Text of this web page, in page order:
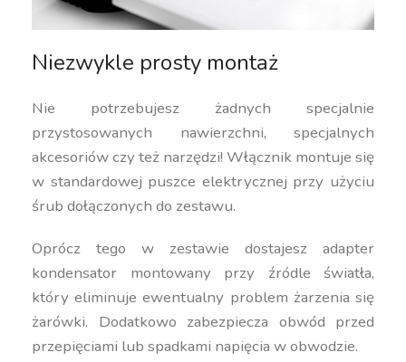
Niezwykle prosty montaż
Nie potrzebujesz żadnych specjalnie
przystosowanych nawierzchni, specjalnych
akcesoriów czy też narzędzi! Włącznik montuje się
w standardowej puszce elektrycznej przy użyciu
śrub dołączonych do zestawu.
Oprócz tego w zestawie dostajesz adapter
kondensator montowany przy źródle światła,
który eliminuje ewentualny problem żarzenia się
żarówki. Dodatkowo zabezpiecza obwód przed
przepięciami lub spadkami napięcia w obwodzie.